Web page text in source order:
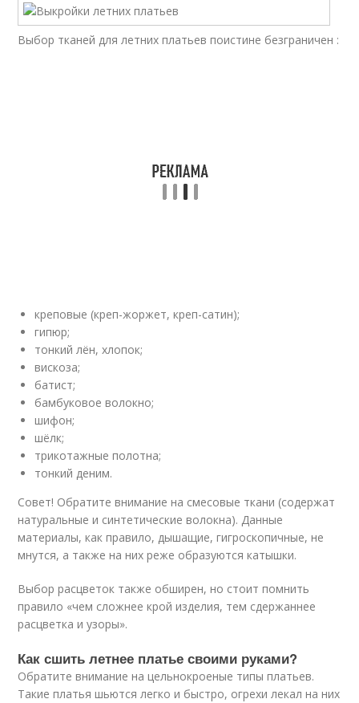
Выбор тканей для летних платьев поистине безграничен :
креповые (креп-жоржет, креп-сатин);
гипюр;
тонкий лён, хлопок;
вискоза;
батист;
бамбуковое волокно;
шифон;
шёлк;
трикотажные полотна;
тонкий деним.
Совет! Обратите внимание на смесовые ткани (содержат
натуральные и синтетические волокна). Данные
материалы, как правило, дышащие, гигроскопичные, не
мнутся, а также на них реже образуются катышки.
Выбор расцветок также обширен, но стоит помнить
правило «чем сложнее крой изделия, тем сдержаннее
расцветка и узоры».
Как сшить летнее платье своими руками?
Обратите внимание на цельнокроеные типы платьев.
Такие платья шьются легко и быстро, огрехи лекал на них